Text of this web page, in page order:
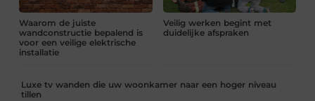
Waarom de juiste
wandconstructie bepalend is
voor een veilige elektrische
installatie
Veilig werken begint met
duidelijke afspraken
Luxe tv wanden die uw woonkamer naar een hoger niveau
tillen